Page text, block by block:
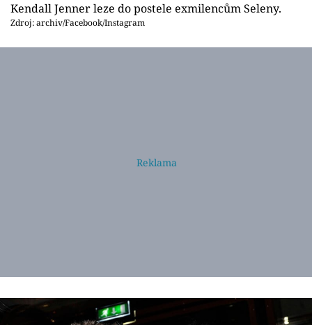
Kendall Jenner leze do postele exmilencům Seleny.
Zdroj: archiv/Facebook/Instagram